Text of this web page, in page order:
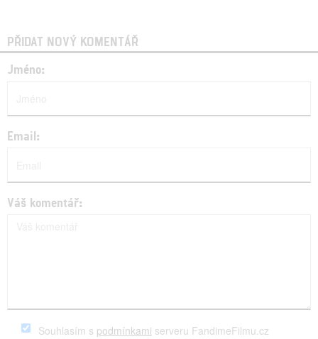
PŘIDAT NOVÝ KOMENTÁŘ
Jméno:
Email:
Váš komentář:
Souhlasím s podmínkami serveru FandimeFilmu.cz